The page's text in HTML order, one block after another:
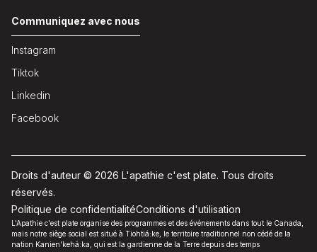
Communiquez avec nous
Instagram
Tiktok
Linkedin
Facebook
Droits d'auteur © 2026 L'apathie c'est plate. Tous droits
réservés.
Politique de confidentialitéConditions d'utilisation
L'Apathie c'est plate organise des programmes et des événements dans tout le Canada,
mais notre siège social est situé à Tiohtiá:ke, le territoire traditionnel non cédé de la
nation Kanien'kehá:ka, qui est la gardienne de la Terre depuis des temps